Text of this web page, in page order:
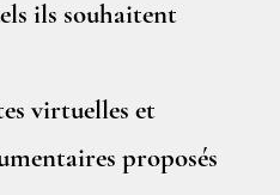
ils souhaitent
virtuelles et
proposés